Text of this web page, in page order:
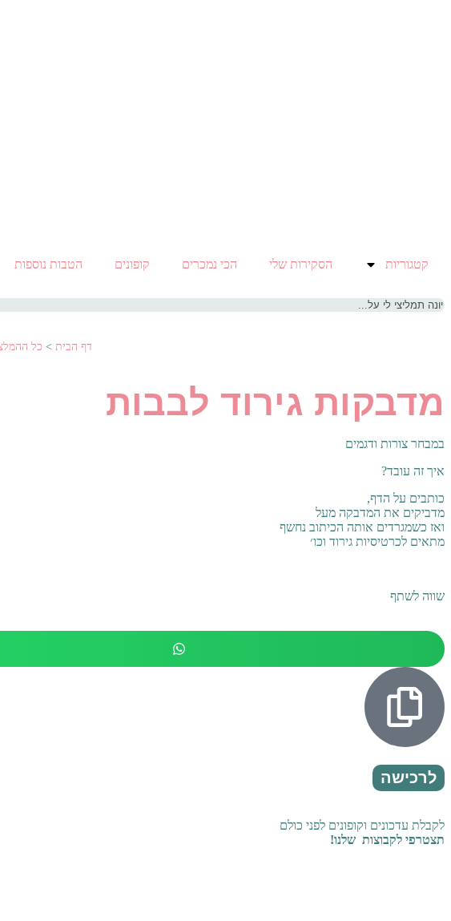
קטגוריות הסקירות שלי הכי נמכרים קופונים הטבות נוספות
דף הבית > כל
מדבקות גירוד לבבות
במבחר צורות ודגמים
איך זה עובד?
כותבים על הדף,
מדביקים את המדבקה מעל
ואז כשמגרדים אותה הכיתוב נחשף
מתאים לכרטיסיות גירוד וכו׳
שווה לשתף
לרכישה
לקבלת עדכונים וקופונים לפני כולם
תצטרפי לקבוצות שלנו!